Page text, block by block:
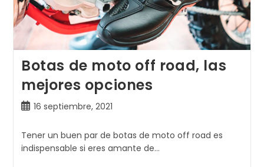
Botas de moto off road, las
mejores opciones
Publicación
la
entrada:
16 septiembre, 2021
Tener un buen par de botas de moto off road es
indispensable si eres amante de…